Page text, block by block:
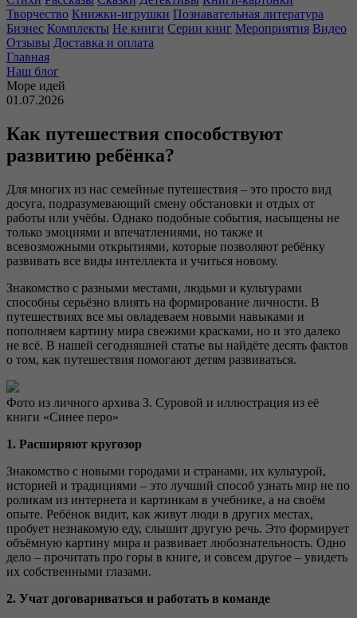
Творчество Книжки-игрушки Познавательная литература
Бизнес Комплекты Не книги Серии книг Мероприятия Видео
Отзывы Доставка и оплата
Главная
Наш блог
Море идей
01.07.2026
Как путешествия способствуют
развитию ребёнка?
Для многих из нас семейные путешествия – это просто вид
досуга, подразумевающий смену обстановки и отдых от
работы или учёбы. Однако подобные события, насыщены не
только эмоциями и впечатлениями, но также и
всевозможными открытиями, которые позволяют ребёнку
развивать все виды интеллекта и учиться новому.
Знакомство с разными местами, людьми и культурами
способны серьёзно влиять на формирование личности. В
путешествиях все мы овладеваем новыми навыками и
пополняем картину мира свежими красками, но и это далеко
не всё. В нашей сегодняшней статье вы найдёте десять фактов
о том, как путешествия помогают детям развиваться.
Фото из личного архива З. Суровой и иллюстрация из её
книги «Синее перо»
1. Расширяют кругозор
Знакомство с новыми городами и странами, их культурой,
историей и традициями – это лучший способ узнать мир не по
роликам из интернета и картинкам в учебнике, а на своём
опыте. Ребёнок видит, как живут люди в других местах,
пробует незнакомую еду, слышит другую речь. Это формирует
объёмную картину мира и развивает любознательность. Одно
дело – прочитать про горы в книге, и совсем другое – увидеть
их собственными глазами.
2. Учат договариваться и работать в команде